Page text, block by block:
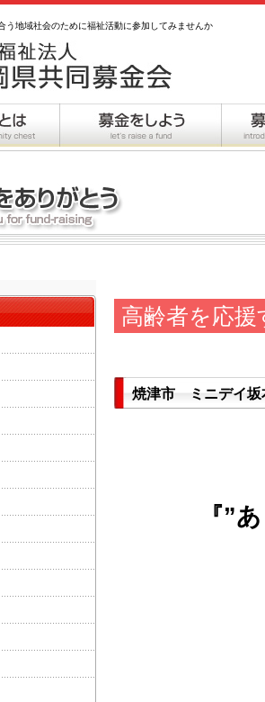
う地域社会のために福祉活動に参加してみませんか
高齢者を応
焼津市 ミニデイ坂
『”